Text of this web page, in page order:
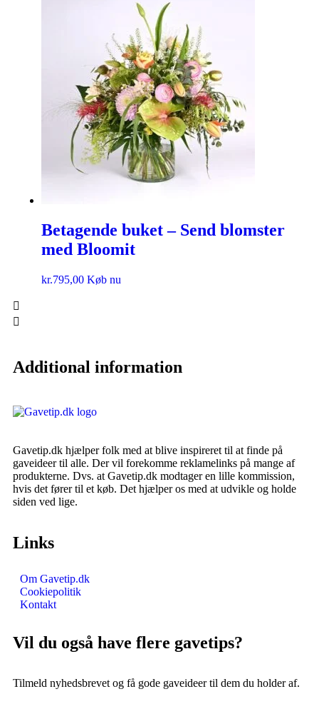
Betagende buket – Send blomster
med Bloomit
kr.795,00 Køb nu
Additional information
Gavetip.dk hjælper folk med at blive inspireret til at finde på
gaveideer til alle. Der vil forekomme reklamelinks på mange af
produkterne. Dvs. at Gavetip.dk modtager en lille kommission,
hvis det fører til et køb. Det hjælper os med at udvikle og holde
siden ved lige.
Links
Om Gavetip.dk
Cookiepolitik
Kontakt
Vil du også have flere gavetips?
Tilmeld nyhedsbrevet og få gode gaveideer til dem du holder af.